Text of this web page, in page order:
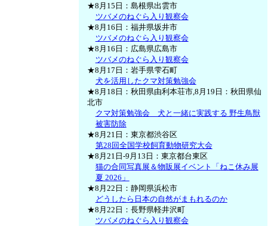
★8月15日：島根県出雲市
ツバメのねぐら入り観察会
★8月16日：福井県坂井市
ツバメのねぐら入り観察会
★8月16日：広島県広島市
ツバメのねぐら入り観察会
★8月17日：岩手県雫石町
犬を活用したクマ対策勉強会
★8月18日：秋田県由利本荘市,8月19日：秋田県仙
北市
クマ対策勉強会 犬と一緒に実践する 野生鳥獣
被害防除
★8月21日：東京都渋谷区
第28回全国学校飼育動物研究大会
★8月21日-9月13日：東京都台東区
猫の合同写真展＆物販展イベント「ねこ休み展
夏 2026」
★8月22日：静岡県浜松市
どうしたら日本の自然がまもれるのか
★8月22日：長野県軽井沢町
ツバメのねぐら入り観察会